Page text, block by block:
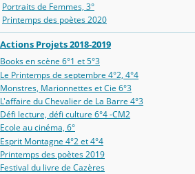
Portraits de Femmes, 3°
Printemps des poètes 2020
Actions Projets 2018-2019
Books en scène 6°1 et 5°3
Le Printemps de septembre 4°2, 4°4
Monstres, Marionnettes et Cie 6°3
L'affaire du Chevalier de La Barre 4°3
Défi lecture, défi culture 6°4 -CM2
Ecole au cinéma, 6°
Esprit Montagne 4°2 et 4°4
Printemps des poètes 2019
Festival du livre de Cazères